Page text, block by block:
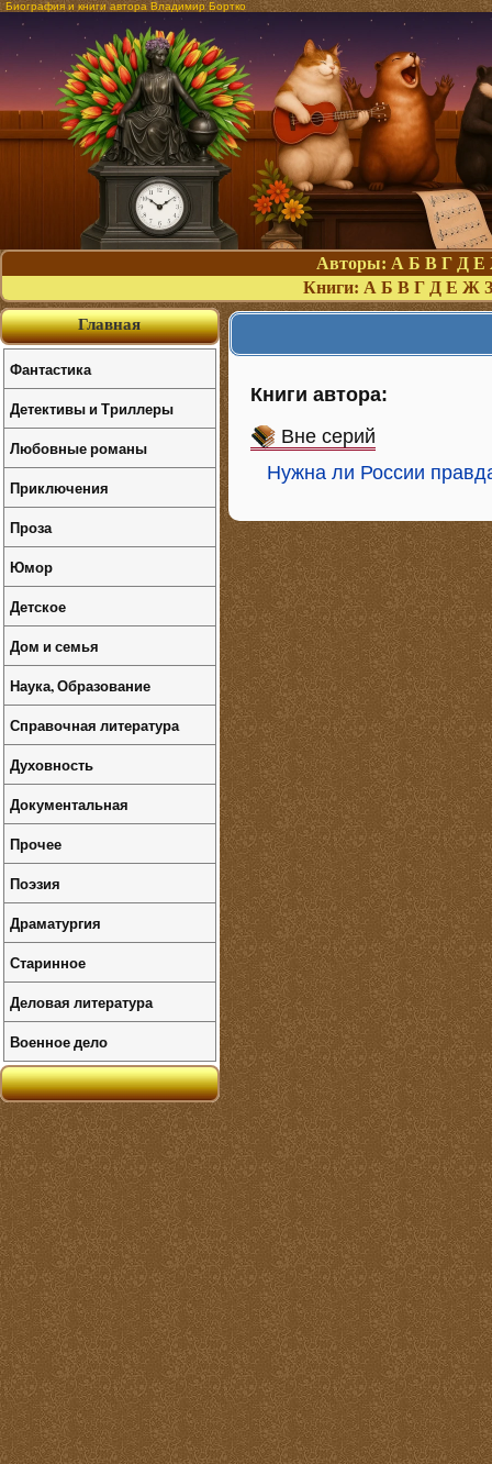
Биография и книги автора Владимир Бортко
Авторы: А Б В Г Д Е
Книги: А Б В Г Д Е Ж З
Книги автора:
Вне серий
Нужна ли России
Главная
Фантастика
Детективы и Триллеры
Любовные романы
Приключения
Проза
Юмор
Детское
Дом и семья
Наука, Образование
Справочная литература
Духовность
Документальная
Прочее
Поэзия
Драматургия
Старинное
Деловая литература
Военное дело